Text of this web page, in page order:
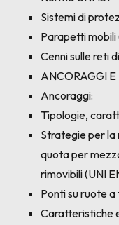
Sistemi di
Parapetti mobili
Cenni sulle reti
ANCORAGGI
Ancoraggi:
Tipologie,
Strategie per la
quota per
rimovibili (UNI
Ponti su ruote
Caratteristiche